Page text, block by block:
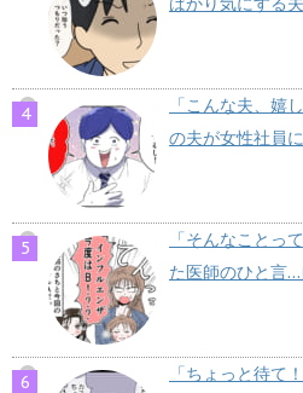
「こんな夫、嬉
の夫が女性社員
「そんなことっ
た医師のひと言…
「ちょっと待て